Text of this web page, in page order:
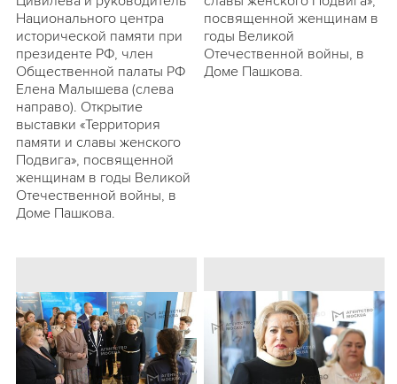
Национального центра
исторической памяти при
президенте РФ, член
Общественной палаты РФ
Елена Малышева (слева
направо). Открытие
выставки «Территория
памяти и славы женского
Подвига», посвященной
женщинам в годы Великой
Отечественной войны, в
Доме Пашкова.
посвященной женщинам в
годы Великой
Отечественной войны, в
Доме Пашкова.